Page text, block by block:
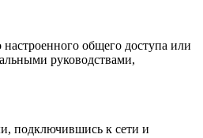
общего доступа или
руководствами,
подключившись к сети и